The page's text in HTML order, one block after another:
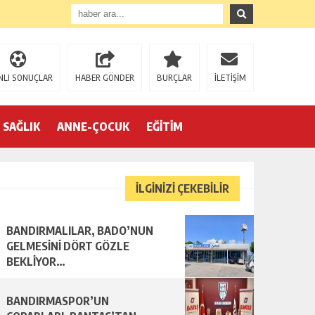
SONUÇLAR HABER GÖNDER BURÇLAR İLETİŞİM
SAĞLIK ANNE-ÇOCUK EĞİTİM
İLGİNİZİ ÇEKEBİLİR
BANDIRMALILAR, BADO’NUN
GELMESİNİ DÖRT GÖZLE
BEKLİYOR…
BANDIRMASPOR’UN